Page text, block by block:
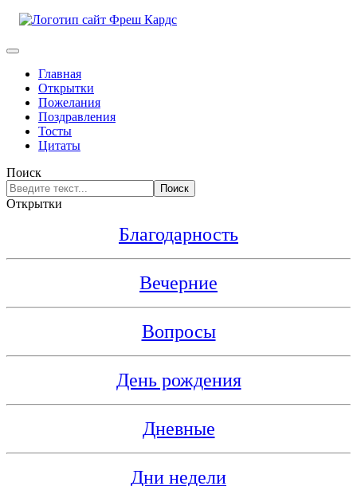
Главная
Открытки
Пожелания
Поздравления
Тосты
Цитаты
Поиск
Поиск
Открытки
Благодарность
Вечерние
Вопросы
День рождения
Дневные
Дни недели